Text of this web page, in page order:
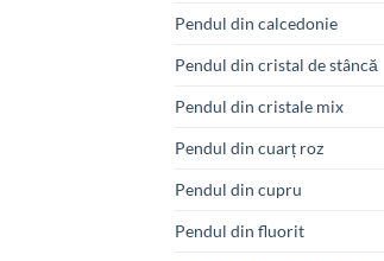
Pendul din calcedonie
Pendul din cristal de stâncă
Pendul din cristale mix
Pendul din cuarț roz
Pendul din cupru
Pendul din fluorit